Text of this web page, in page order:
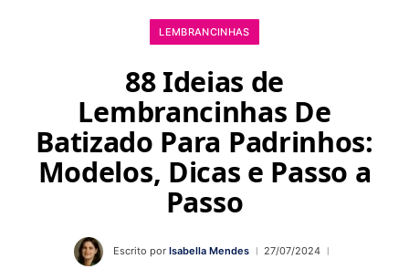
LEMBRANCINHAS
88 Ideias de
Lembrancinhas De
Batizado Para Padrinhos:
Modelos, Dicas e Passo a
Passo
Escrito por Isabella Mendes
27/07/2024